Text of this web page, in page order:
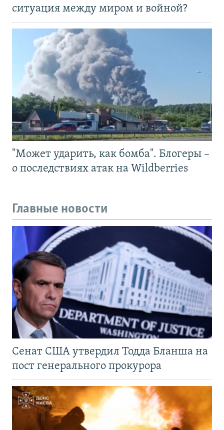
ситуация между миром и войной?
"Может ударить, как бомба". Блогеры –
о последствиях атак на Wildberries
Главные новости
Сенат США утвердил Тодда Бланша на
пост генерального прокурора